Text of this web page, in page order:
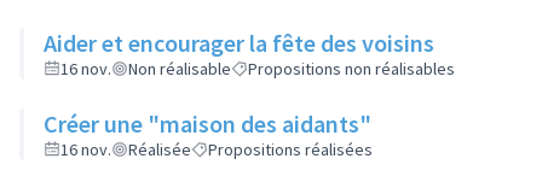
Aider et encourager la fête des voisins
16 nov. Non réalisable Propositions non réalisables
Créer une "maison des aidants"
16 nov. Réalisée Propositions réalisées